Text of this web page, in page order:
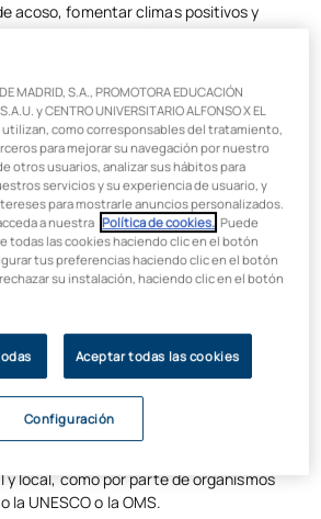
acoso, fomentar climas positivos y
ha intensificado formas de violencia
el sexting, el grooming o la
adolescentes. Este máster te
y abordar estas realidades con una
pudiendo ejercer como
y Mediador Educativo.
con la
compromiso social
flexible, basada en casos reales y
aplicarás lo aprendido desde el inicio. En
marcado por el aumento del acoso
de salud mental, también ha
local, como por parte de organismos
UNESCO o la OMS.
MADRID, S.A., PROMOTORA EDUCACIÓN
y CENTRO UNIVERSITARIO ALFONSO X EL
utilizan, como corresponsables del tratamiento,
para mejorar su navegación por nuestro
otros usuarios, analizar sus hábitos para
servicios y su experiencia de usuario, y
para mostrarle anuncios personalizados.
a nuestra Política de cookies. . Puede
todas las cookies haciendo clic en el botón
tus preferencias haciendo clic en el botón
su instalación, haciendo clic en el botón
Aceptar todas las cookies
Configuración